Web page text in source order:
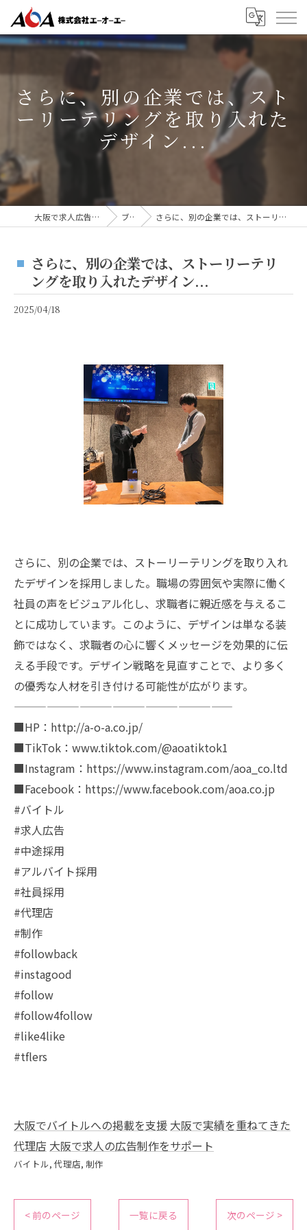
さらに、別の企業では、スト
ーリーテリングを取り入れた
デザイン...
大阪で求人広告なら株式会社AOA ブログ さらに、別の企業では、ストーリーテリングを取り入れたデザイン...
さらに、別の企業では、ストーリーテリ
ングを取り入れたデザイン...
2025/04/18
さらに、別の企業では、ストーリーテリングを取り入れ
たデザインを採用しました。職場の雰囲気や実際に働く
社員の声をビジュアル化し、求職者に親近感を与えるこ
とに成功しています。このように、デザインは単なる装
飾ではなく、求職者の心に響くメッセージを効果的に伝
える手段です。デザイン戦略を見直すことで、より多く
の優秀な人材を引き付ける可能性が広がります。
————————————————————
■HP：http://a-o-a.co.jp/
■TikTok：www.tiktok.com/@aoatiktok1
■Instagram：https://www.instagram.com/aoa_co.ltd
■Facebook：https://www.facebook.com/aoa.co.jp
#バイトル
#求人広告
#中途採用
#アルバイト採用
#社員採用
#代理店
#制作
#followback
#instagood
#follow
#follow4follow
#like4like
#tflers
大阪でバイトルへの掲載を支援 大阪で実績を重ねてきた
代理店 大阪で求人の広告制作をサポート
バイトル 代理店 制作
< 前のページ 一覧に戻る 次のページ >